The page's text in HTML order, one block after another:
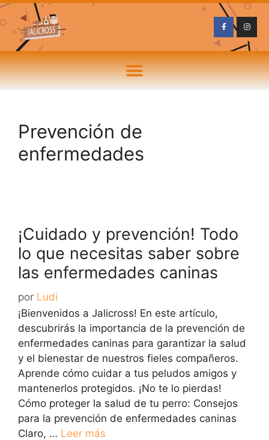
Prevención de
enfermedades
¡Cuidado y prevención! Todo
lo que necesitas saber sobre
las enfermedades caninas
por Ludi
¡Bienvenidos a Jalicross! En este artículo,
descubrirás la importancia de la prevención de
enfermedades caninas para garantizar la salud
y el bienestar de nuestros fieles compañeros.
Aprende cómo cuidar a tus peludos amigos y
mantenerlos protegidos. ¡No te lo pierdas!
Cómo proteger la salud de tu perro: Consejos
para la prevención de enfermedades caninas
Claro, … Leer más